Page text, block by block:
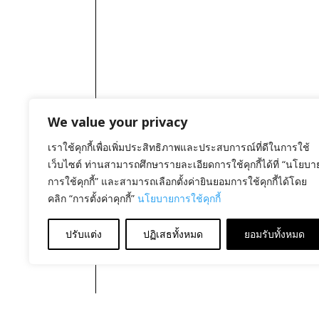
We value your privacy
เราใช้คุกกี้เพื่อเพิ่มประสิทธิภาพและประสบการณ์ที่ดีในการใช้
เว็บไซต์ ท่านสามารถศึกษารายละเอียดการใช้คุกกี้ได้ที่ “นโยบา
การใช้คุกกี้” และสามารถเลือกตั้งค่ายินยอมการใช้คุกกี้ได้โดย
คลิก “การตั้งค่าคุกกี้” นโยบายการใช้คุกกี้
ปรับแต่ง ปฏิเสธทั้งหมด ยอมรับทั้งหมด